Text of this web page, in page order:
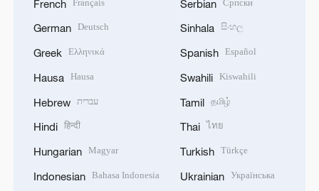
French
German Deutsch
Greek Ελληνικά
Hausa Hausa
Hebrew עברית
Hindi हिन्दी
Hungarian Magyar
Indonesian Bahasa Indonesia
Serbian
Sinhala සිංහල
Spanish Español
Swahili Kiswahili
Tamil தமிழ்
Thai ไทย
Turkish Türkçe
Ukrainian Українська